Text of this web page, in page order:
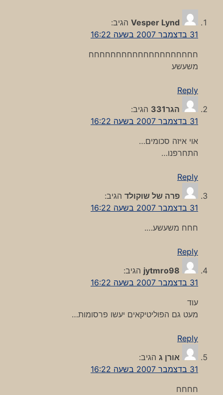
Vesper Lynd הגיב:
31 בדצמבר 2007 בשעה 16:22
חחחחחחחחחחחחחחחחחחחח
משעשע
Reply
הגר331
הגיב:
31 בדצמבר 2007 בשעה 16:22
אוי איזה סכומים…
התחרפנו…
Reply
פרה של שוקולד הגיב:
31 בדצמבר 2007 בשעה 16:22
חחח משעשע….
Reply
jytmro98 הגיב:
31 בדצמבר 2007 בשעה 16:22
עוד
מעט גם הפוליטיקאים יעשו פרסומות…
Reply
אורן ג הגיב:
31 בדצמבר 2007 בשעה 16:22
חחחח